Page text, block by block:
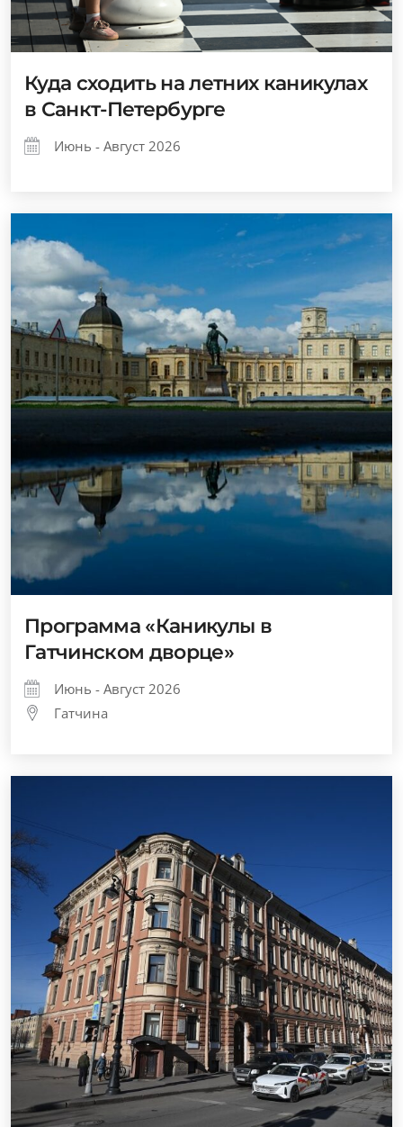
Куда сходить на летних каникулах
в Санкт-Петербурге
Июнь - Август 2026
Программа «Каникулы в
Гатчинском дворце»
Июнь - Август 2026
Гатчина